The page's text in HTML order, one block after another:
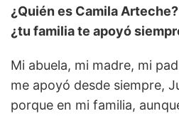
¿Quién es Camila
¿tu familia te apoyó
Mi abuela, mi madre, mi
me apoyó desde siempre,
porque en mi familia,